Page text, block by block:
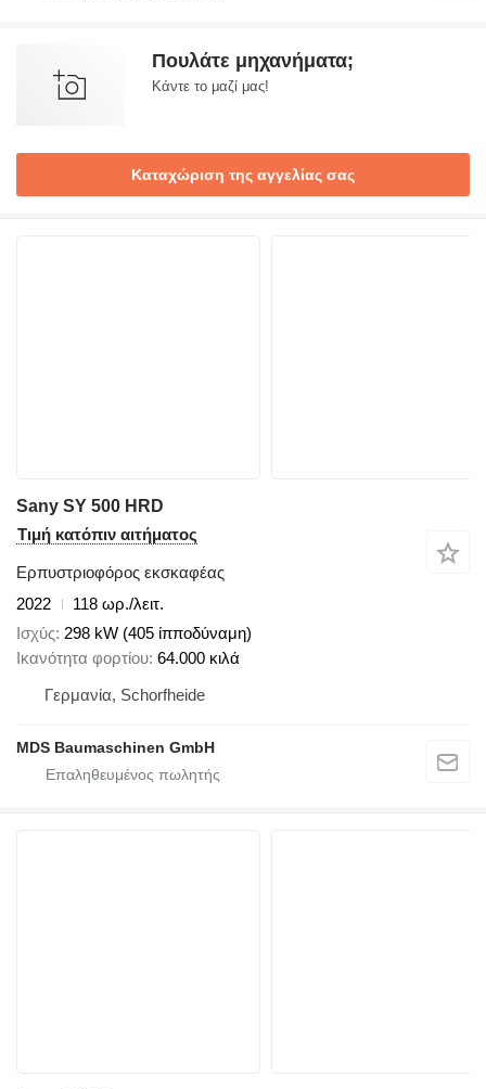
Πουλάτε μηχανήματα;
Κάντε το μαζί μας!
Καταχώριση της αγγελίας σας
Sany SY 500 HRD
Τιμή κατόπιν αιτήματος
Ερπυστριοφόρος εκσκαφέας
2022
118 ωρ./λειτ.
Ισχύς 298 kW (405 ίπποδύναμη)
Ικανότητα φορτίου 64.000 κιλά
Γερμανία, Schorfheide
MDS Baumaschinen GmbH